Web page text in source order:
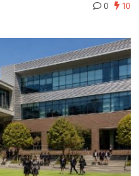
0 10